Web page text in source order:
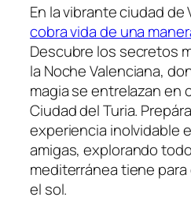
En la ⁢vibrante ciudad de
cobra vida de una
Descubre los secretos
la Noche Valenciana,
magia ⁤se ‍entrelazan en
Ciudad del Turia.
experiencia inolvidable
amigas, explorando
‍mediterránea tiene
el sol.